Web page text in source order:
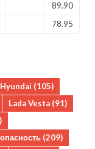
89.90
78.95
Hyundai (105)
Lada Vesta (91)
(209)